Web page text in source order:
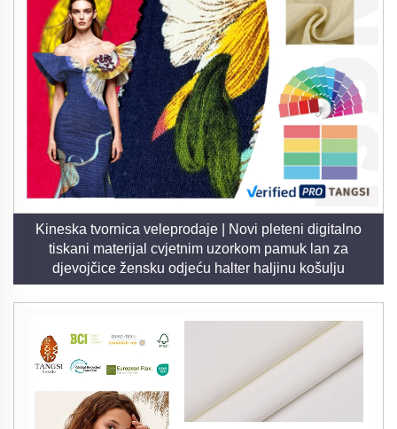
Kineska tvornica veleprodaje | Novi pleteni digitalno
tiskani materijal cvjetnim uzorkom pamuk lan za
djevojčice žensku odjeću halter haljinu košulju